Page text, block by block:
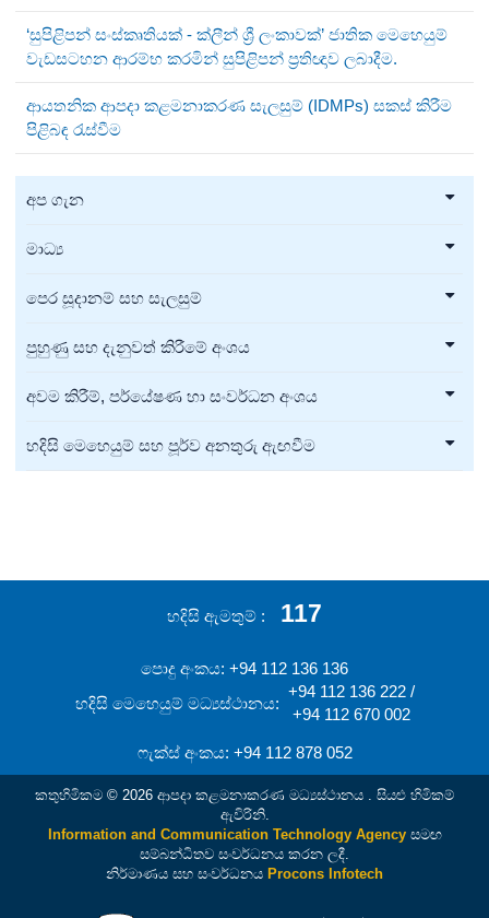
‘සුපිළිපන් සංස්කෘතියක් - ක්ලීන් ශ්‍රී ලංකාවක්’ ජාතික මෙහෙයුම්
වැඩසටහන ආරම්භ කරමින් සුපිළිපන් ප්‍රතිඥාව ලබාදීම.
ආයතනික ආපදා කළමනාකරණ සැලසුම් (IDMPs) සකස් කිරීම
පිළිබඳ රැස්වීම
අප ගැන
මාධ්‍ය
පෙර සූදානම් සහ සැලසුම්
පුහුණු සහ දැනුවත් කිරීමේ අංශය
අවම කිරීම්, පර්යේෂණ හා සංවර්ධන අංශය
හදිසි මෙහෙයුම් සහ පූර්ව අනතුරු ඇඟවීම
හදිසි ඇමතුම් 117
පොදු අංකය: +94 112 136 136
හදිසි මෙහෙයුම් මධ්‍යස්ථානය:
+94 112 136 222 /
+94 112 670 002
ෆැක්ස් අංකය: +94 112 878 052
කතුහිමිකම © 2026 ආපදා කළමනාකරණ මධ්‍යස්ථානය . සියළු හිමිකම්
ඇවිරිනි.
Information and Communication Technology Agencyසමඟ
සම්බන්ධිතව සංවර්ධනය කරන ලදී.
නිර්මාණය සහ සංවර්ධනය Procons Infotech